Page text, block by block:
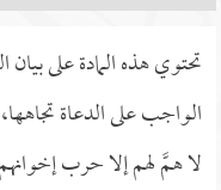
تحتوي هذه المادة على بيان
الواجب على الدعاة
لا همَّ لهم إلا حرب